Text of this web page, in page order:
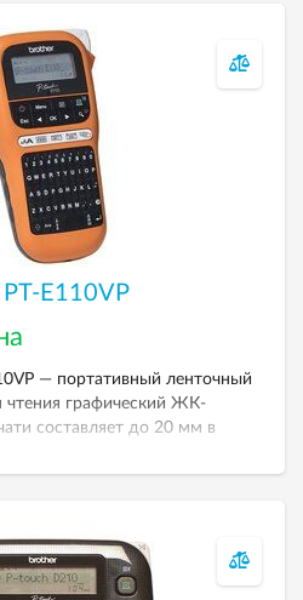
E110VP
— портативный ленточный
чтения графический ЖК-
составляет до 20 мм в
электрического